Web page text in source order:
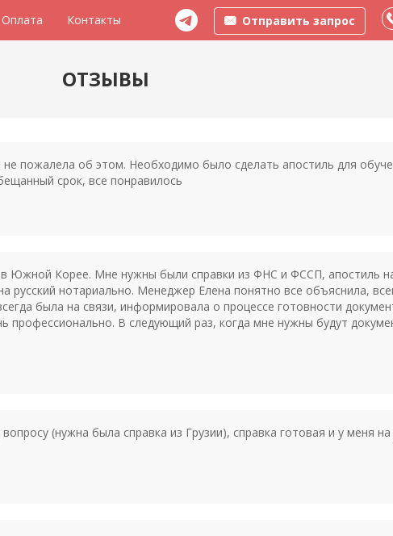
Отправить запрос
Оплата Контакты
ОТЗЫВЫ
пожалела об этом. Необходимо было сделать апостиль для
срок, все понравилось
Южной Корее. Мне нужны были справки из ФНС и ФССП, апостиль
русский нотариально. Менеджер Елена понятно все объяснила,
была на связи, информировала о процессе готовности
В следующий раз, когда мне нужны будут
(нужна была справка из Грузии), справка готовая и у меня